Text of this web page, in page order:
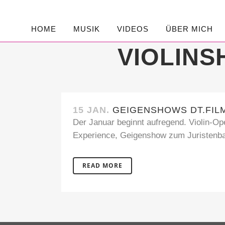
HOME MUSIK VIDEOS ÜBER MICH
15 JAN. GEIGENSHOWS
Der Januar beginnt aufregend. Violin-
Experience, Geigenshow zum
READ MORE